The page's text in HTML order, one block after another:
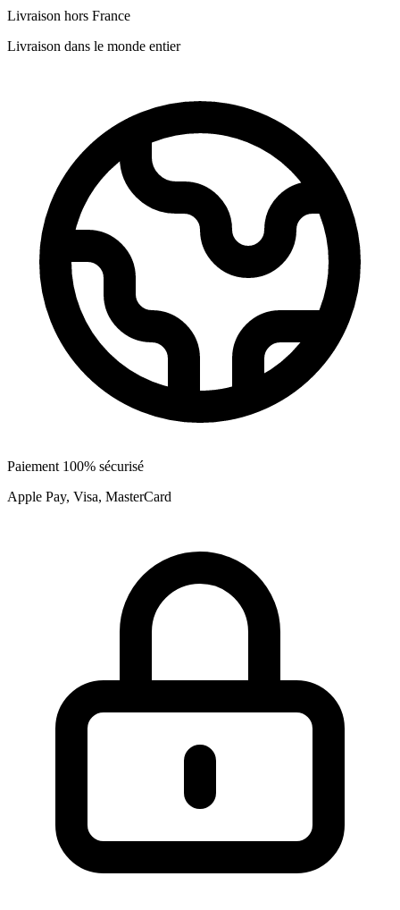
Livraison hors France
Livraison dans le monde entier
Paiement 100% sécurisé
Apple Pay, Visa, MasterCard